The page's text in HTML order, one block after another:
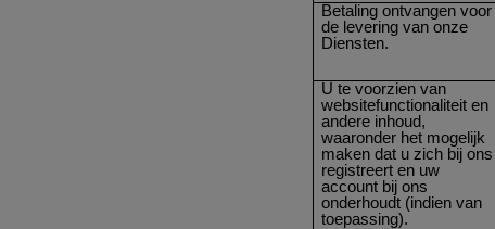
Betaling ontvangen voor
de levering van onze
Diensten.
U te voorzien van
websitefunctionaliteit en
andere inhoud,
waaronder het mogelijk
maken dat u zich bij ons
registreert en uw
account bij ons
onderhoudt (indien van
toepassing).